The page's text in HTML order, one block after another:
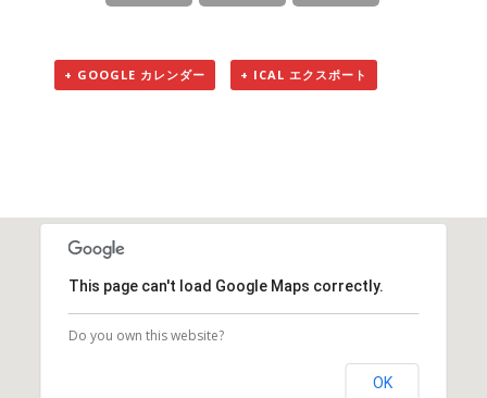
+ GOOGLE カレンダー + ICAL エクスポート
This page can't load Google Maps correctly.
Do you own this website?
OK